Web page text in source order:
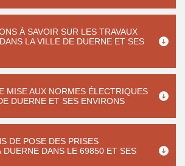
À SAVOIR SUR LES TRAVAUX
LA VILLE DE DUERNE ET SES
MISE AUX NORMES ÉLECTRIQUES
DUERNE ET SES ENVIRONS
DE POSE DES PRISES
DUERNE DANS LE 69850 ET SES